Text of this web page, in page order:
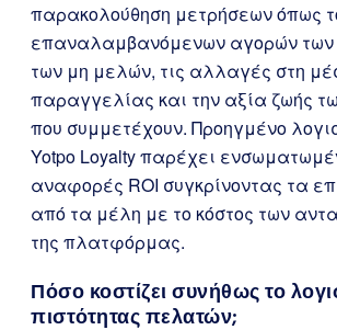
παρακολούθηση μετρήσεων όπως
επαναλαμβανόμενων αγορών των
των μη μελών, τις αλλαγές στη
παραγγελίας και την αξία ζωής
που συμμετέχουν. Προηγμένο
Yotpo Loyalty παρέχει
αναφορές ROI συγκρίνοντας τα
από τα μέλη με το κόστος των
της πλατφόρμας.
Πόσο κοστίζει συνήθως το
πιστότητας πελατών;